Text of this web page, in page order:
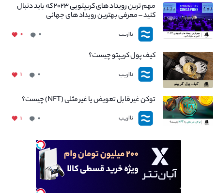
مهم ترین رویداد های کریپتویی ۲۰۲۳ که باید دنبال
کنید – معرفی بهترین رویداد های جهانی
نااریب ۰ ۰
کیف پول کریپتو چیست؟
نااریب ۰ ۱
توکن غیر قابل تعویض یا غیر مثلی (NFT) چیست؟
نااریب ۰ ۱